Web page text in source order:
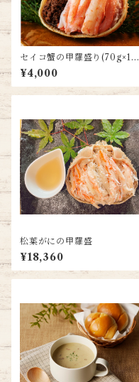
セイコ蟹の甲羅盛り(70g×1個
入)
¥4,000
松葉がにの甲羅盛
¥18,360